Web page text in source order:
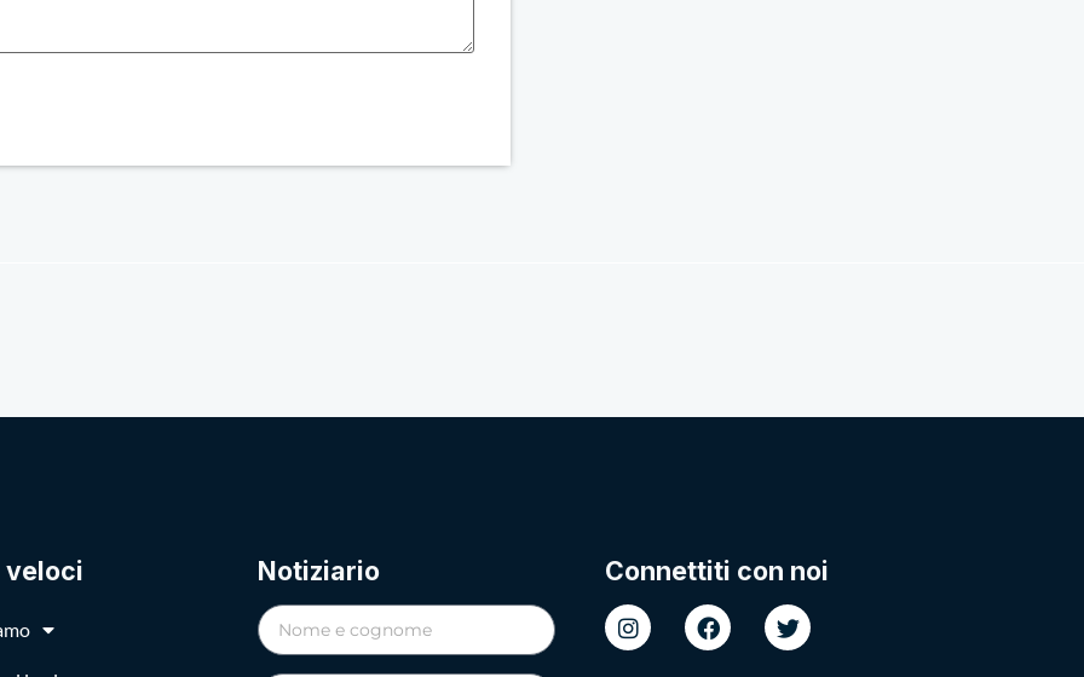
veloci Notiziario Connettiti con noi